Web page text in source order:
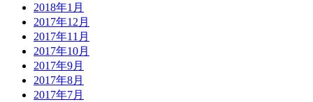
2018年1月
2017年12月
2017年11月
2017年10月
2017年9月
2017年8月
2017年7月